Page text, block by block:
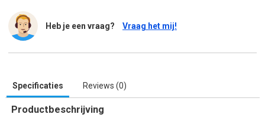
Heb je een vraag? Vraag het mij!
Specificaties Reviews (0)
Productbeschrijving